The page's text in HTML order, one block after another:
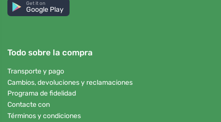
Get it on
Google Play
Todo sobre la compra
Transporte y pago
Cambios, devoluciones y reclamaciones
Programa de fidelidad
Contacte con
Términos y condiciones